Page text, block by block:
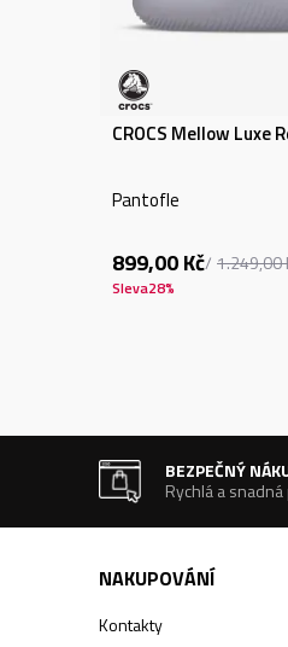
CROCS Mellow Luxe
Pantofle
899,00Kč 1.249,00
Sleva28%
BEZPEČNÝ
Rychlá a
NAKUPOVÁNÍ
Kontakty